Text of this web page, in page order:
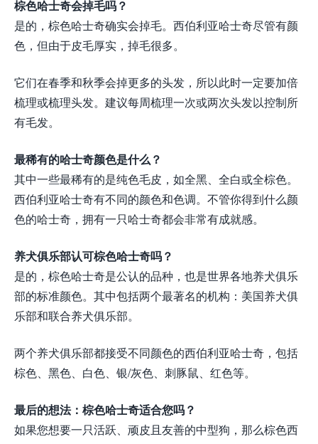
棕色哈士奇会掉毛吗？
是的，棕色哈士奇确实会掉毛。西伯利亚哈士奇尽管有颜
色，但由于皮毛厚实，掉毛很多。
它们在春季和秋季会掉更多的头发，所以此时一定要加倍
梳理或梳理头发。建议每周梳理一次或两次头发以控制所
有毛发。
最稀有的哈士奇颜色是什么？
其中一些最稀有的是纯色毛皮，如全黑、全白或全棕色。
西伯利亚哈士奇有不同的颜色和色调。不管你得到什么颜
色的哈士奇，拥有一只哈士奇都会非常有成就感。
养犬俱乐部认可棕色哈士奇吗？
是的，棕色哈士奇是公认的品种，也是世界各地养犬俱乐
部的标准颜色。其中包括两个最著名的机构：美国养犬俱
乐部和联合养犬俱乐部。
两个养犬俱乐部都接受不同颜色的西伯利亚哈士奇，包括
棕色、黑色、白色、银/灰色、刺豚鼠、红色等。
最后的想法：棕色哈士奇适合您吗？
如果您想要一只活跃、顽皮且友善的中型狗，那么棕色西